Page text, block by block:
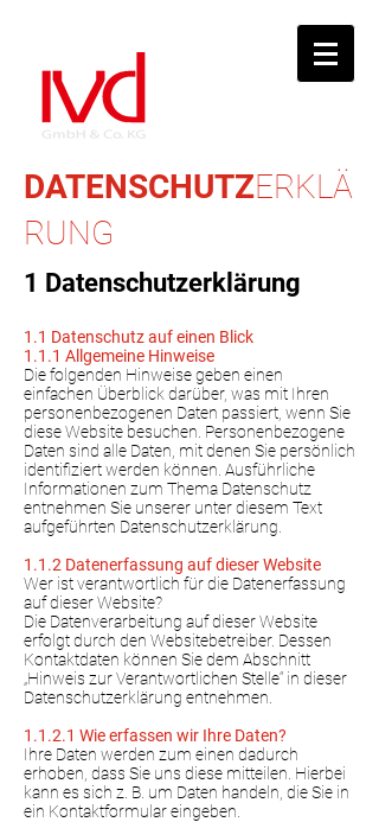
DATENSCHUTZERKLÄ
RUNG
1 Datenschutzerklärung
1.1 Datenschutz auf einen Blick
1.1.1 Allgemeine Hinweise
Die folgenden Hinweise geben einen
einfachen Überblick darüber, was mit Ihren
personenbezogenen Daten passiert, wenn Sie
diese Website besuchen. Personenbezogene
Daten sind alle Daten, mit denen Sie persönlich
identifiziert werden können. Ausführliche
Informationen zum Thema Datenschutz
entnehmen Sie unserer unter diesem Text
aufgeführten Datenschutzerklärung.
1.1.2 Datenerfassung auf dieser Website
Wer ist verantwortlich für die Datenerfassung
auf dieser Website?
Die Datenverarbeitung auf dieser Website
erfolgt durch den Websitebetreiber. Dessen
Kontaktdaten können Sie dem Abschnitt
„Hinweis zur Verantwortlichen Stelle“ in dieser
Datenschutzerklärung entnehmen.
1.1.2.1 Wie erfassen wir Ihre Daten?
Ihre Daten werden zum einen dadurch
erhoben, dass Sie uns diese mitteilen. Hierbei
kann es sich z. B. um Daten handeln, die Sie in
ein Kontaktformular eingeben.